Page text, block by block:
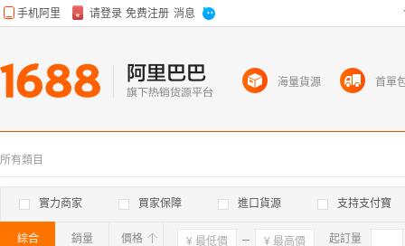
所有類目
實力商家 買家保障 進口貨源 支持支付寶
綜合 銷量 價格 確定 起訂量
海量貨源 首單